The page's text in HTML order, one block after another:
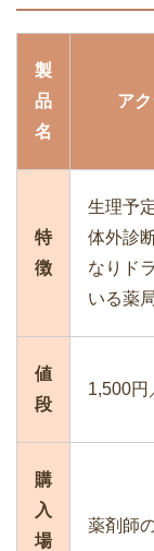
製
品
名
ア
特
徴
生理予
体外診
なりド
いる薬
値
段
1,500円
購
入
場
薬剤師